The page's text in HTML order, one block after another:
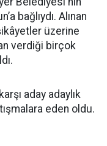
bağlıydı. Alınan
üzerine
verdiği birçok
aday adaylık
eden oldu.